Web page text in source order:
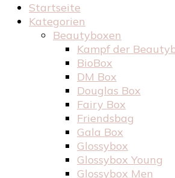
Startseite
Kategorien
Beautyboxen
Kampf der
BioBox
DM Box
Douglas Box
Fairy Box
Friendsbag
Gala Box
Glossybox
Glossybox Young
Glossybox Men